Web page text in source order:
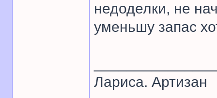
недоделки, не
уменьшу запас
Лариса. Артизан